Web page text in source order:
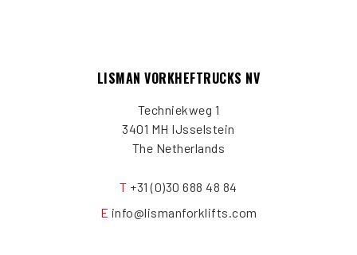
LISMAN VORKHEFTRUCKS NV
Techniekweg 1
3401 MH IJsselstein
The Netherlands
T +31 (0)30 688 48 84
E info@lismanforklifts.com